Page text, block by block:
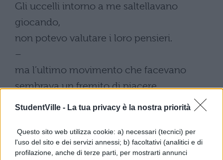
StudentVille - La tua privacy è la nostra priorità
Questo sito web utilizza cookie: a) necessari (tecnici) per
l'uso del sito e dei servizi annessi; b) facoltativi (analitici e di
profilazione, anche di terze parti, per mostrarti annunci
Gli uccelli intorno a me saltellavano
giocando,
non potevo valutare i loro pensieri.
–
ma l’ultimo movimento che facevano
sembrava un fremito di piacere.
I ramoscelli in germoglio allargavano il loro
per cogliere la brezza;
e devo